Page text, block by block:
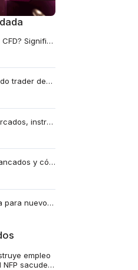
¿Qué es el trading con CFD? Significado, funcionamiento, costes, apalancamiento y riesgos
Tipos de dinero que todo trader debería conocer
Trading de índices: mercados, instrumentos y factores clave
¿Qué son los ETF apalancados y cómo funcionan?
Futuros del Nikkei: Guía para nuevos operadores
empleo
NFP sacude